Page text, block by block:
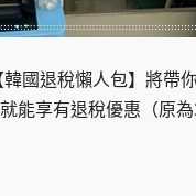
國退稅懶人包】將帶
能享有退稅優惠（原